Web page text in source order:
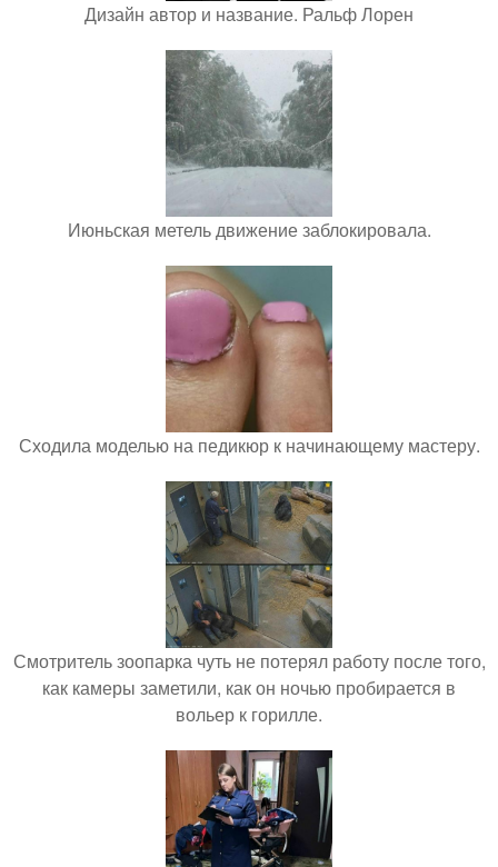
Дизайн автор и название. Ральф Лорен
Июньская метель движение заблокировала.
Сходила моделью на педикюр к начинающему мастеру.
Смотритель зоопарка чуть не потерял работу после того,
как камеры заметили, как он ночью пробирается в
вольер к горилле.